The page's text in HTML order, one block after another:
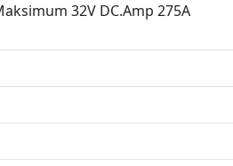
32V DC.Amp 275A